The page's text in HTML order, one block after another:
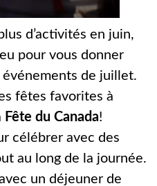
d’activités en juin,
pour vous donner
de juillet.
fêtes favorites à
Fête du Canada!
célébrer avec des
au long de la journée.
un déjeuner de